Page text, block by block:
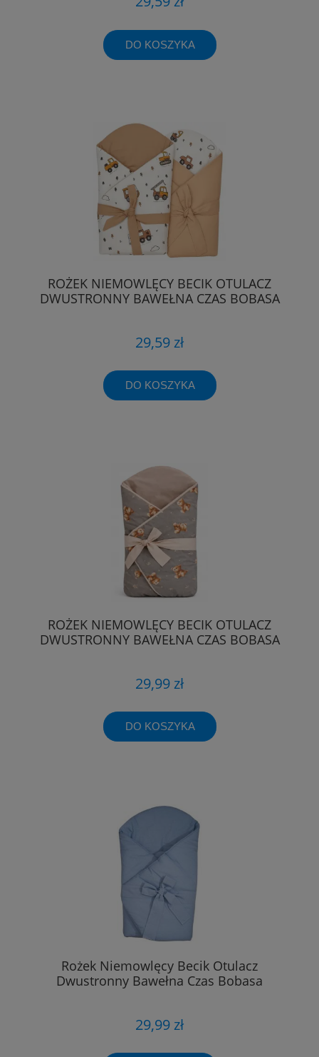
DO KOSZYKA
ROŻEK NIEMOWLĘCY BECIK OTULACZ
DWUSTRONNY BAWEŁNA CZAS BOBASA
29,59 zł
DO KOSZYKA
ROŻEK NIEMOWLĘCY BECIK OTULACZ
DWUSTRONNY BAWEŁNA CZAS BOBASA
29,99 zł
DO KOSZYKA
Rożek Niemowlęcy Becik Otulacz
Dwustronny Bawełna Czas Bobasa
29,99 zł